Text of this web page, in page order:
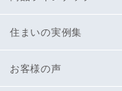
住まいの実例集
お客様の声